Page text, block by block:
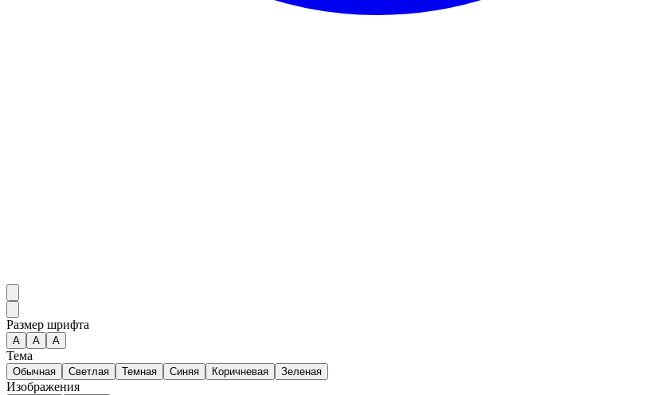
Размер шрифта
А A A
Тема
Обычная Светлая Темная Синяя Коричневая Зеленая
Изображения